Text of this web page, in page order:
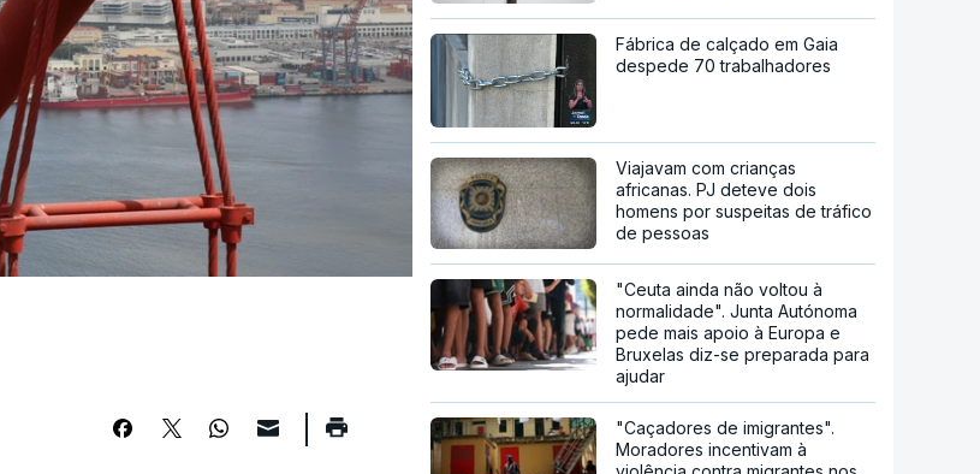
Fábrica de calçado em Gaia
despede 70 trabalhadores
Viajavam com crianças
africanas. PJ deteve dois
homens por suspeitas de tráfico
de pessoas
"Ceuta ainda não voltou à
normalidade". Junta Autónoma
pede mais apoio à Europa e
Bruxelas diz-se preparada para
ajudar
"Caçadores de imigrantes".
Moradores incentivam à